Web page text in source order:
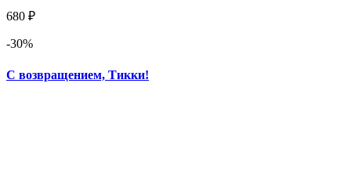
680 ₽
-30%
С возвращением, Тикки!